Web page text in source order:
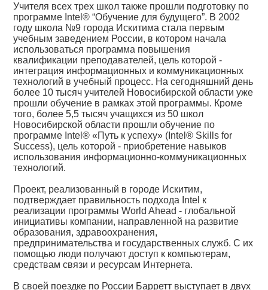
Учителя всех трех школ также прошли подготовку по
программе Intel® “Обучение для будущего”. В 2002
году школа №9 города Искитима стала первым
учебным заведением России, в котором начала
использоваться программа повышения
квалификации преподавателей, цель которой -
интеграция информационных и коммуникационных
технологий в учебный процесс. На сегодняшний день
более 10 тысяч учителей Новосибирской области уже
прошли обучение в рамках этой программы. Кроме
того, более 5,5 тысяч учащихся из 50 школ
Новосибирской области прошли обучение по
программе Intel® «Путь к успеху» (Intel® Skills for
Success), цель которой - приобретение навыков
использования информационно-коммуникационных
технологий.
Проект, реализованный в городе Искитим,
подтверждает правильность подхода Intel к
реализации программы World Ahead - глобальной
инициативы компании, направленной на развитие
образования, здравоохранения,
предпринимательства и государственных служб. С их
помощью люди получают доступ к компьютерам,
средствам связи и ресурсам Интернета.
В своей поездке по России Барретт выступает в двух